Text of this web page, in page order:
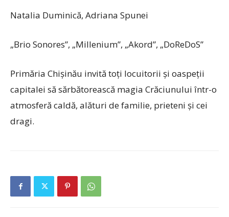
Natalia Duminică, Adriana Spunei
„Brio Sonores”, „Millenium”, „Akord”, „DoReDoS”
Primăria Chișinău invită toți locuitorii și oaspeții
capitalei să sărbătorească magia Crăciunului într-o
atmosferă caldă, alături de familie, prieteni și cei
dragi.